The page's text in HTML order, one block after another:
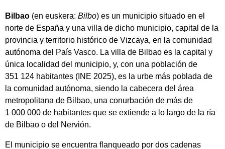
Bilbao ​ (en euskera: Bilbo)​ es un municipio situado en el
norte de España y una villa de dicho municipio, capital de la
provincia y territorio histórico de Vizcaya, en la comunidad
autónoma del País Vasco. La villa de Bilbao es la capital y
única localidad del municipio, y, con una población de
351 124 habitantes (INE 2025), es la urbe más poblada de
la comunidad autónoma, siendo la cabecera del área
metropolitana de Bilbao, una conurbación de más de
1 000 000 de habitantes​ que se extiende a lo largo de la ría
de Bilbao o del Nervión.
El municipio se encuentra flanqueado por dos cadenas